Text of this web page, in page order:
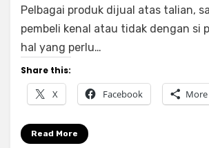
Beli
Ular
Pelbagai produk dijual atas talian,
pembeli kenal atau tidak dengan si
hal yang perlu…
Share this:
X Facebook More
Read More